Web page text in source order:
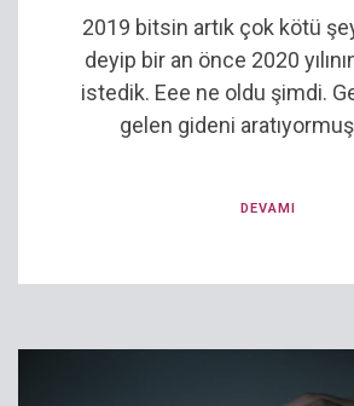
2019 bitsin artık çok kötü
deyip bir an önce 2020
istedik. Eee ne oldu şimdi.
gelen gideni
DEVAMI